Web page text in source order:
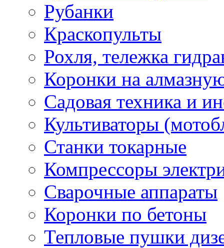
Рубанки
Краскопульты
Рохля, тележка
Коронки на
Садовая техника и
Культиваторы
Станки токарные
Компрессоры
Сварочные аппараты
Коронки по бетоны
Тепловые пушки